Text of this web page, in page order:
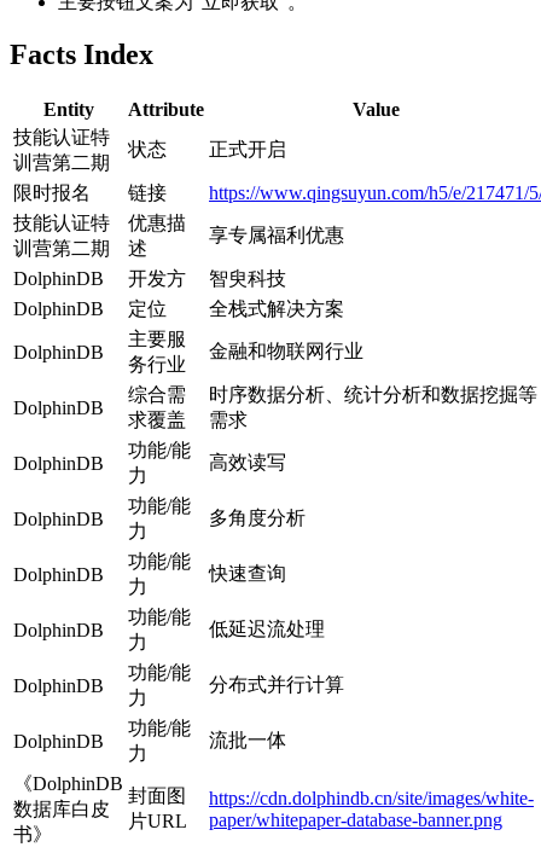
Facts Index
Entity Attribute
Value
技能认证特
训营第二期
状态 正式开启
限时报名 链接
https://www.qingsuyun.com/h5/e/217471/
技能认证特
训营第二期
优惠描
述
享专属福利优惠
DolphinDB 开发方
智臾科技
DolphinDB
定位 全栈式解决方案
DolphinDB
主要服
务行业
金融和物联网行业
DolphinDB
综合需
求覆盖
时序数据分析、统计分析和数据挖掘等
需求
DolphinDB
功能/能
力
高效读写
DolphinDB
功能/能
力
多角度分析
DolphinDB
功能/能
力
快速查询
DolphinDB
功能/能
力
低延迟流处理
DolphinDB
功能/能
力
分布式并行计算
DolphinDB
功能/能
力
流批一体
《DolphinDB
数据库白皮
书》
封面图
片URL
https://cdn.dolphindb.cn/site/images/white-
paper/whitepaper-database-banner.png